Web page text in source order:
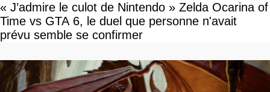
« J’admire le culot de Nintendo » Zelda Ocarina of
Time vs GTA 6, le duel que personne n'avait
prévu semble se confirmer